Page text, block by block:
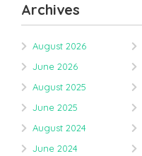
Archives
August 2026
June 2026
August 2025
June 2025
August 2024
June 2024